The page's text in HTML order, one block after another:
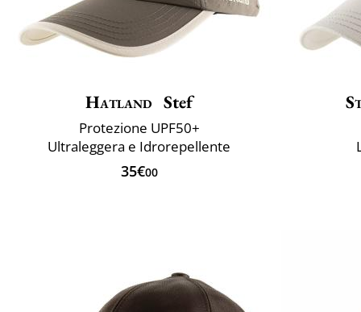
Hatland Stef
Protezione UPF50+
Ultraleggera e Idrorepellente
35€00